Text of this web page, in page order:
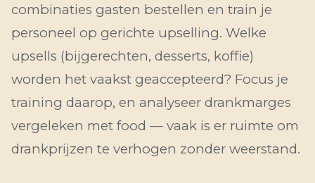
combinaties gasten bestellen en train je
personeel op gerichte upselling. Welke
upsells (bijgerechten, desserts, koffie)
worden het vaakst geaccepteerd? Focus je
training daarop, en analyseer drankmarges
vergeleken met food — vaak is er ruimte om
drankprijzen te verhogen zonder weerstand.